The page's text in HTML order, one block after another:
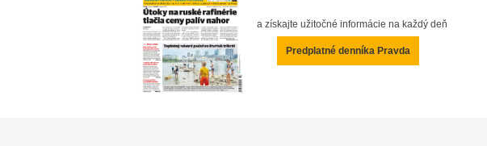
a získajte užitočné informácie na každý deň
Predplatné denníka Pravda